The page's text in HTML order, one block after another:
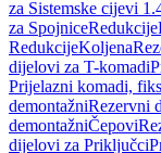
za Sistemske cijevi
za SpojniceRedukcije
RedukcijeKoljena
dijelovi za T-komadi
Prijelazni komadi,
demontažniRezervni
demontažniČepovi
dijelovi za Priključci